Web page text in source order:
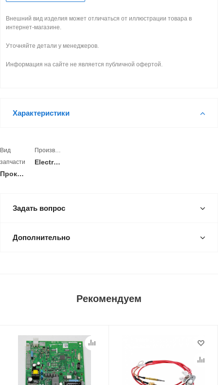
Внешний вид изделия может отличаться от иллюстрации товара в
интернет-магазине.
Уточняйте детали у менеджеров.
Информация на сайте не является публичной офертой.
Характеристики
Вид
запчасти
Прокладка
Производитель
Electrolux
Задать вопрос
Дополнительно
Рекомендуем